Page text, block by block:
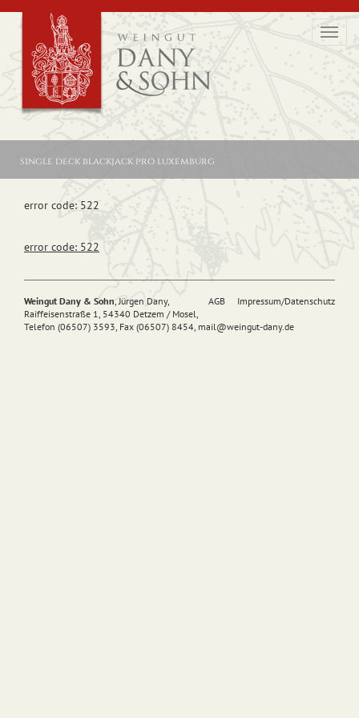
single deck blackjack pro luxemburg
error code: 522
error code: 522
AGB Impressum/Datenschutz
Weingut Dany & Sohn, Jürgen Dany,
Raiffeisenstraße 1, 54340 Detzem / Mosel,
Telefon (06507) 3593, Fax (06507) 8454, mail@weingut-dany.de